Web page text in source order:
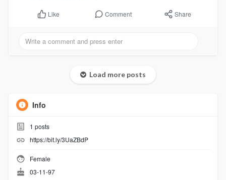
Like Comment Share
Load more posts
Info
1 posts
https://bit.ly/3UaZBdP
Female
03-11-97